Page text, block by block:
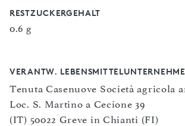
RESTZUCKERGEHALT
0.6 g
VERANTW.
Tenuta Casenuove Società agricola
Loc. S. Martino a Cecione 39
(IT) 50022 Greve in Chianti (FI)